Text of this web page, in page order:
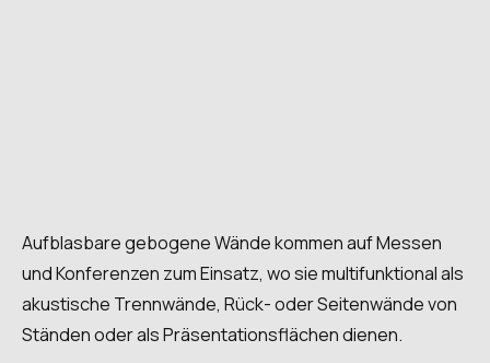
Aufblasbare gebogene Wände kommen auf Messen
und Konferenzen zum Einsatz, wo sie multifunktional als
akustische Trennwände, Rück- oder Seitenwände von
Ständen oder als Präsentationsflächen dienen.